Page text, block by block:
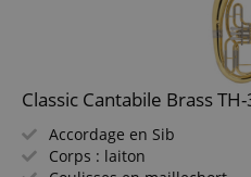
Classic Cantabile Brass
Accordage en Sib
Corps : laiton